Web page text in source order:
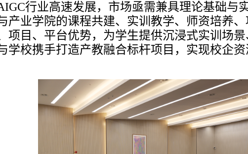
行业高速发展，市场亟需兼具理论基础与
产业学院的课程共建、实训教学、师资培养
项目、平台优势，为学生提供沉浸式实训场
学校携手打造产教融合标杆项目，实现校企